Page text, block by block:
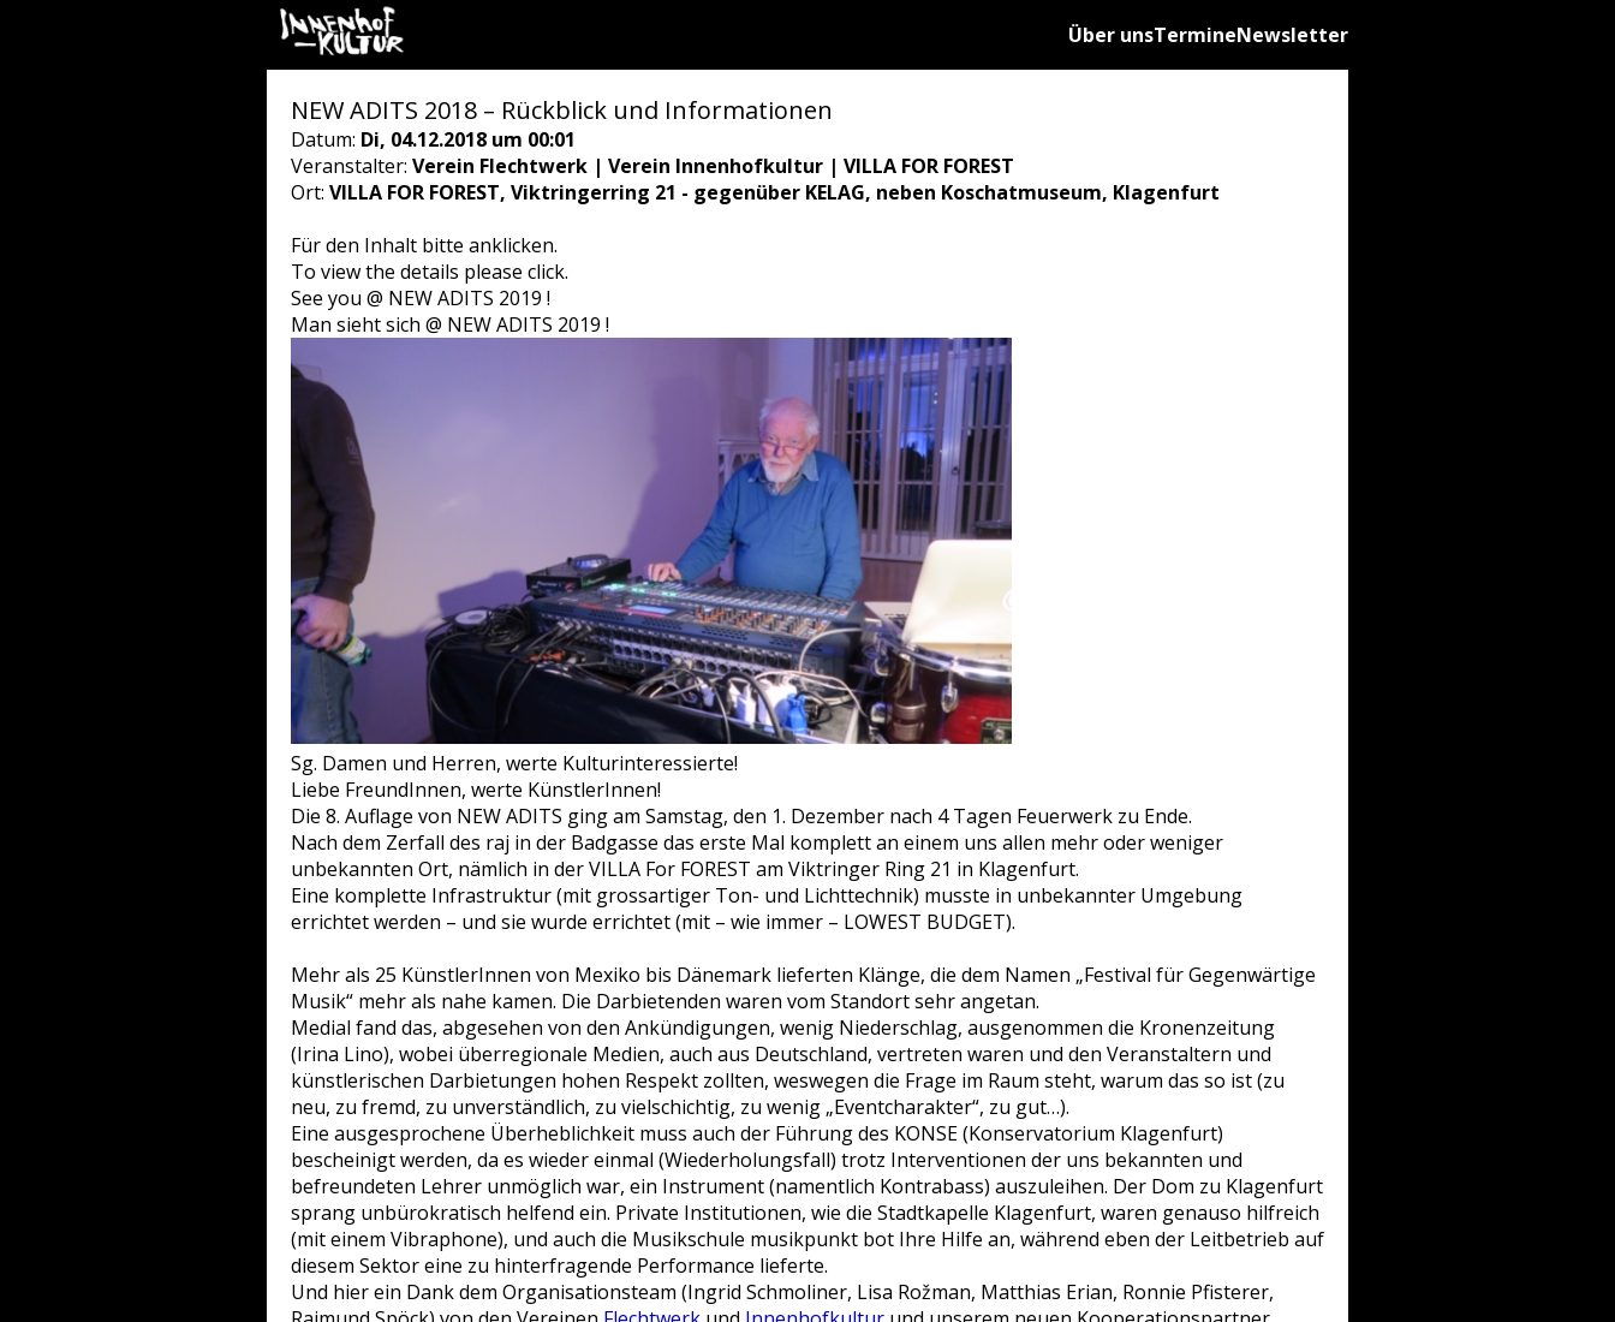
Über unsTermineNewsletter
NEW ADITS 2018 – Rückblick und Informationen
Datum: Di, 04.12.2018 um 00:01
Veranstalter: Verein Flechtwerk | Verein Innenhofkultur | VILLA FOR FOREST
Ort: VILLA FOR FOREST, Viktringerring 21 - gegenüber KELAG, neben Koschatmuseum, Klagenfurt
Für den Inhalt bitte anklicken.
To view the details please click.
See you @ NEW ADITS 2019 !
Man sieht sich @ NEW ADITS 2019 !
Sg. Damen und Herren, werte Kulturinteressierte!
Liebe FreundInnen, werte KünstlerInnen!
Die 8. Auflage von NEW ADITS ging am Samstag, den 1. Dezember nach 4 Tagen Feuerwerk zu Ende.
Nach dem Zerfall des raj in der Badgasse das erste Mal komplett an einem uns allen mehr oder weniger
unbekannten Ort, nämlich in der VILLA For FOREST am Viktringer Ring 21 in Klagenfurt.
Eine komplette Infrastruktur (mit grossartiger Ton- und Lichttechnik) musste in unbekannter Umgebung
errichtet werden – und sie wurde errichtet (mit – wie immer – LOWEST BUDGET).
Mehr als 25 KünstlerInnen von Mexiko bis Dänemark lieferten Klänge, die dem Namen „Festival für Gegenwärtige
Musik“ mehr als nahe kamen. Die Darbietenden waren vom Standort sehr angetan.
Medial fand das, abgesehen von den Ankündigungen, wenig Niederschlag, ausgenommen die Kronenzeitung
(Irina Lino), wobei überregionale Medien, auch aus Deutschland, vertreten waren und den Veranstaltern und
künstlerischen Darbietungen hohen Respekt zollten, weswegen die Frage im Raum steht, warum das so ist (zu
neu, zu fremd, zu unverständlich, zu vielschichtig, zu wenig „Eventcharakter“, zu gut…).
Eine ausgesprochene Überheblichkeit muss auch der Führung des KONSE (Konservatorium Klagenfurt)
bescheinigt werden, da es wieder einmal (Wiederholungsfall) trotz Interventionen der uns bekannten und
befreundeten Lehrer unmöglich war, ein Instrument (namentlich Kontrabass) auszuleihen. Der Dom zu Klagenfurt
sprang unbürokratisch helfend ein. Private Institutionen, wie die Stadtkapelle Klagenfurt, waren genauso hilfreich
(mit einem Vibraphone), und auch die Musikschule musikpunkt bot Ihre Hilfe an, während eben der Leitbetrieb auf
diesem Sektor eine zu hinterfragende Performance lieferte.
Und hier ein Dank dem Organisationsteam (Ingrid Schmoliner, Lisa Rožman, Matthias Erian, Ronnie Pfisterer,